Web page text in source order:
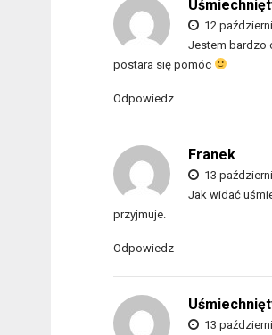
12
Jestem bardzo
postara się pomóc
Odpowiedz
Franek
13
Jak widać
przyjmuje.
Odpowiedz
13